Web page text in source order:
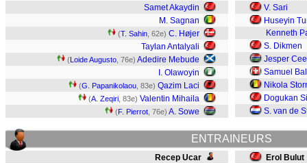
Samet Akaydin
M. Sagnan
(T. Sahin , 62e) C. Højer
Taylan Antalyali
(Loide Augusto , 76e) Adedire Mebude
I. Olawoyin
(G. Papanikolaou , 83e) Qazim Laci
(A. Zeqiri , 83e) Valentin Mihaila
(F. Pierrot , 76e) A. Sowe
V. Sari
Huseyin
Kenneth
S. Dikmen
Jesper
Samuel
Nikola
Dogukan
S. van de
ENTRAINEURS
Recep Ucar Erol Bulut